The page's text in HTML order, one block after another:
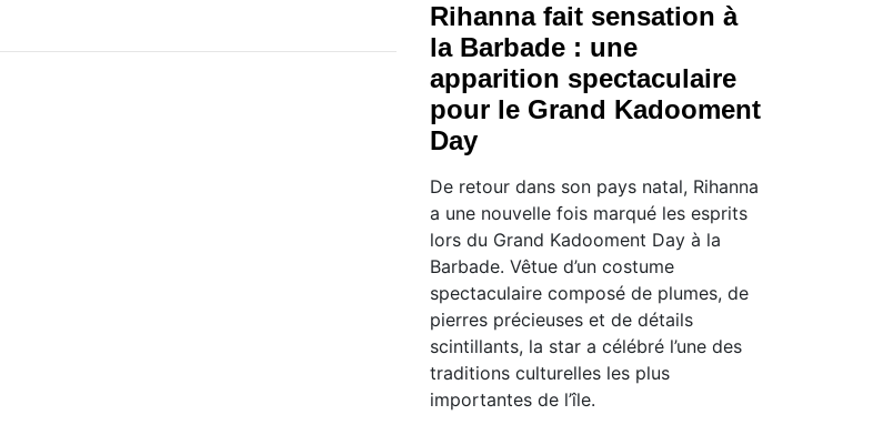
Rihanna fait sensation à
la Barbade : une
apparition spectaculaire
pour le Grand Kadooment
Day
De retour dans son pays natal, Rihanna
a une nouvelle fois marqué les esprits
lors du Grand Kadooment Day à la
Barbade. Vêtue d’un costume
spectaculaire composé de plumes, de
pierres précieuses et de détails
scintillants, la star a célébré l’une des
traditions culturelles les plus
importantes de l’île.